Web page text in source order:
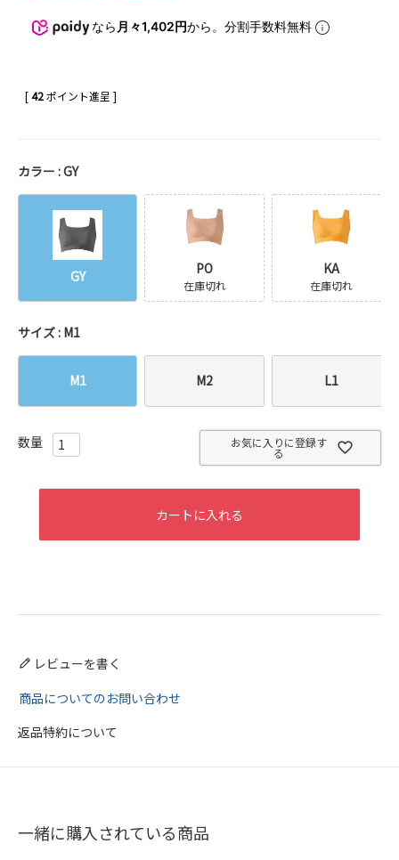
なら 月々1,402円から。分割手数料無料
[42ポイント進呈 ]
カラー GY
GY PO
在庫切れ
KA
在庫切れ
サイズ M1
M1 M2 L1
お気に入りに登録す
る
カートに入れる
レビューを書く
商品についてのお問い合わせ
返品特約について
一緒に購入されている商品